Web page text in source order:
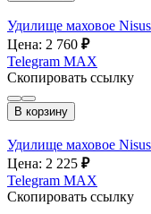
Удилище маховое
Цена: 2 760 ₽
Telegram MAX
Скопировать ссылку
В корзину
Удилище маховое
Цена: 2 225 ₽
Telegram MAX
Скопировать ссылку